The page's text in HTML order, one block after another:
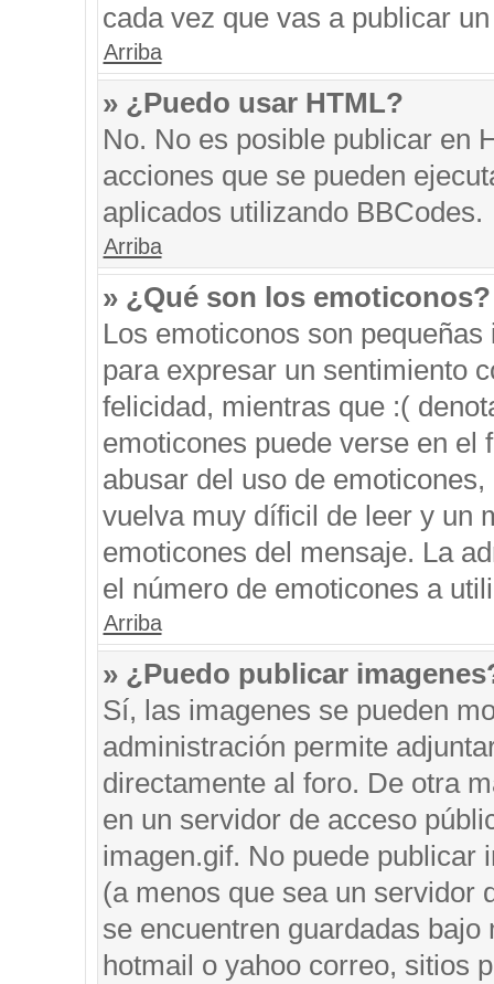
cada vez que vas a publicar
Arriba
» ¿Puedo usar HTML?
No. No es posible publicar en
acciones que se pueden
aplicados utilizando BBCodes.
Arriba
» ¿Qué son los emoticonos?
Los emoticonos son
para expresar un sentimiento
felicidad, mientras que :(
emoticones puede verse en el
abusar del uso de
vuelva muy díficil de leer y un
emoticones del mensaje. La
el número de emoticones a
Arriba
» ¿Puedo publicar
Sí, las imagenes se pueden
administración permite
directamente al foro. De otra
en un servidor de acceso
imagen.gif. No puede publicar
(a menos que sea un servidor
se encuentren guardadas
hotmail o yahoo correo, sitios